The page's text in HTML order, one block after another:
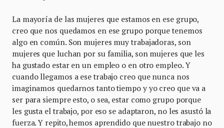
La mayoría de las mujeres que estamos en ese grupo,
creo que nos quedamos en ese grupo porque tenemos
algo en común. Son mujeres muy trabajadoras, son
mujeres que luchan por su familia, son mujeres que les
ha gustado estar en un empleo o en otro empleo. Y
cuando llegamos a ese trabajo creo que nunca nos
imaginamos quedarnos tanto tiempo y yo creo que va a
ser para siempre esto, o sea, estar como grupo porque
les gusta el trabajo, por eso se adaptaron, no les asustó la
fuerza. Y repito, hemos aprendido que nuestro trabajo no